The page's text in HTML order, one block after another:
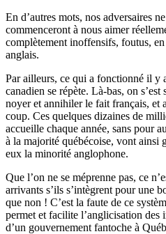
En d’autres mots, nos adversaires
commenceront à nous aimer
complètement inoffensifs, foutus,
anglais.
Par ailleurs, ce qui a fonctionné il y
canadien se répète. Là-bas, on
noyer et annihiler le fait français, et
coup. Ces quelques dizaines de
accueille chaque année, sans pour
à la majorité québécoise, vont ainsi
eux la minorité anglophone.
Que l’on ne se méprenne pas, ce
arrivants s’ils s’intègrent pour une
que non ! C’est la faute de ce
permet et facilite l’anglicisation
d’un gouvernement fantoche à